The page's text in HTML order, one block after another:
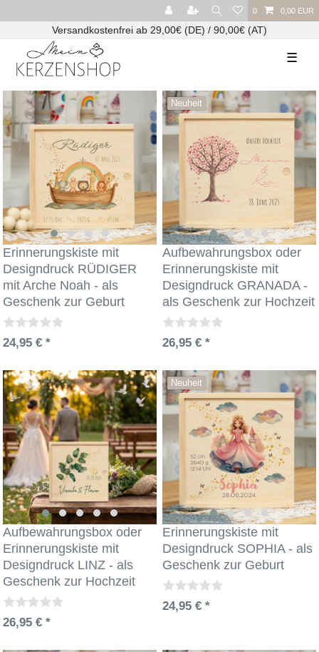
0 0,00 EUR
Versandkostenfrei ab 29,00€ (DE) / 90,00€ (AT)
☰
Erinnerungskiste mit
Designdruck RÜDIGER
mit Arche Noah - als
Geschenk zur Geburt
24,95 € *
Neuheit
Aufbewahrungsbox oder
Erinnerungskiste mit
Designdruck GRANADA -
als Geschenk zur Hochzeit
26,95 € *
Aufbewahrungsbox oder
Erinnerungskiste mit
Designdruck LINZ - als
Geschenk zur Hochzeit
26,95 € *
Neuheit
Erinnerungskiste mit
Designdruck SOPHIA - als
Geschenk zur Geburt
24,95 € *